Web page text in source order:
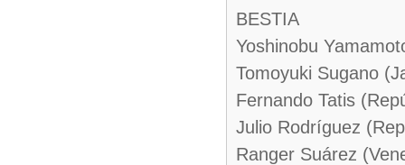
BESTIA
Yoshinobu
Tomoyuki Sugano
Fernando Tatis
Julio Rodríguez
Ranger Suárez